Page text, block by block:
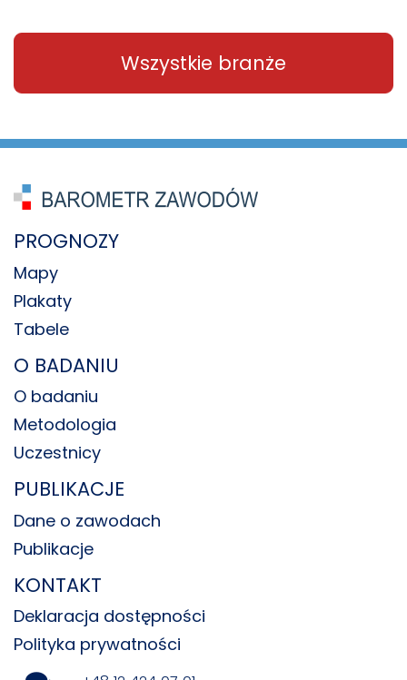
Wszystkie branże
PROGNOZY
Mapy
Plakaty
Tabele
O BADANIU
O badaniu
Metodologia
Uczestnicy
PUBLIKACJE
Dane o zawodach
Publikacje
KONTAKT
Deklaracja dostępności
Polityka prywatności